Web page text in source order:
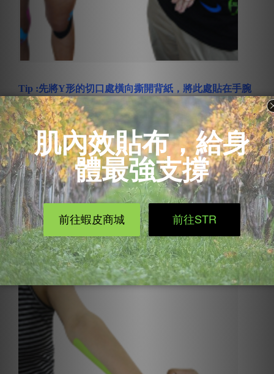
Tip :先將Y形的切口處橫向撕開背紙，將此處貼在手腕
上作為基底將錨點貼好。如此一來便能精準的將Y形切
口貼在理想的位置上。記得，下好錨點要開始向上貼到
手肘時，不要拉太多的張力，這樣才能更有效的放鬆肌
肉哦!
Step 3：
剪下一條約2~3格長度的貼布，橫向貼於手腕的背側。
可以略帶一點拉力。